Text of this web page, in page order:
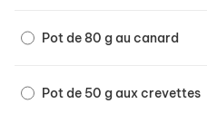
bouchées si besoin et
d’occupation.
Pot de 80 g au canard
Pot de 50 g aux crevettes